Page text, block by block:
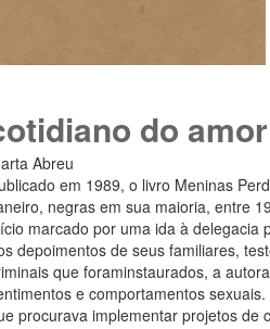
do
Abreu
em 1989, o livro Meninas
negras em sua maioria, entre
marcado por uma ida à delegacia
depoimentos de seus familiares,
que foraminstaurados, a
e comportamentos
procurava implementar projetos de